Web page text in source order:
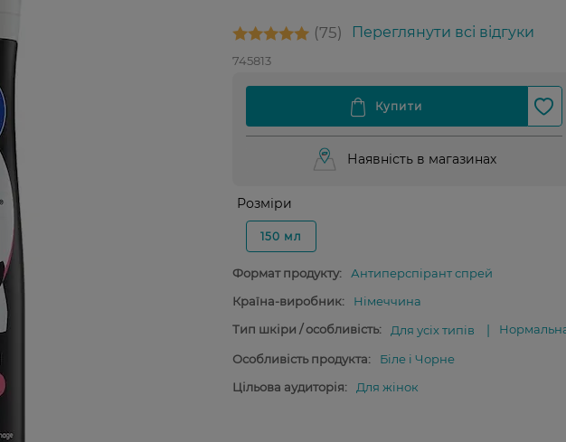
75 Переглянути всі відгуки
745813
Наявність в магазинах
Розміри
150 мл
Формат продукту:
Антиперспірант спрей
Країна-виробник:
Німеччина
Тип шкіри / особливість:
Для усіх типів
Особливість продукта:
Біле і Чорне
Цільова аудиторія:
Для жінок